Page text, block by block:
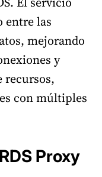
entre las
mejorando
y
recursos,
con múltiples
Proxy